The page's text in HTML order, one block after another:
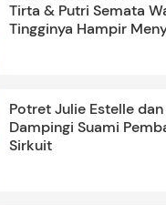
Tirta & Putri Semata
Tingginya Hampir
Potret Julie Estelle dan
Dampingi Suami
Sirkuit